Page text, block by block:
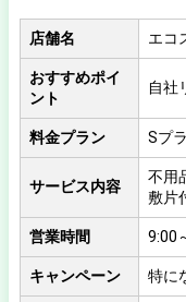
店舗名 エコ
おすすめポイ
ント
自社
料金プラン Sプ
サービス内容
不用
敷片
営業時間 9:00
キャンペーン 特に